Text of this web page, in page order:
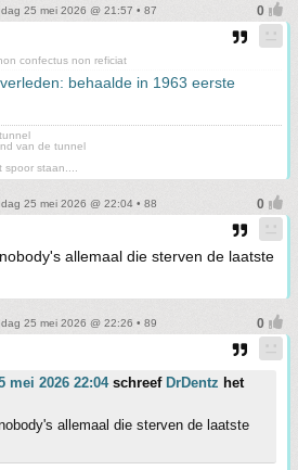
25 mei 2026 @ 21:57 • 87
confectus non reficiat
behaalde in 1963 eerste
van de tunnel
staan....
25 mei 2026 @ 22:04 • 88
allemaal die sterven de laatste
25 mei 2026 @ 22:26 • 89
mei 2026 22:04schreef DrDentz het
allemaal die sterven de laatste